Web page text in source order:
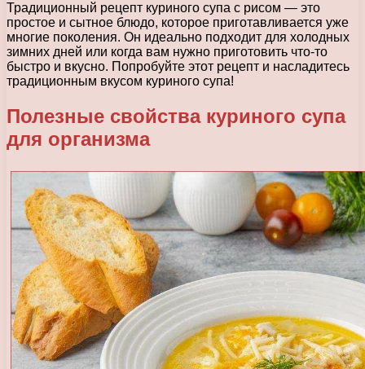
Традиционный рецепт куриного супа с рисом — это
простое и сытное блюдо, которое приготавливается уже
многие поколения. Он идеально подходит для холодных
зимних дней или когда вам нужно приготовить что-то
быстро и вкусно. Попробуйте этот рецепт и насладитесь
традиционным вкусом куриного супа!
Полезные свойства куриного супа
для организма